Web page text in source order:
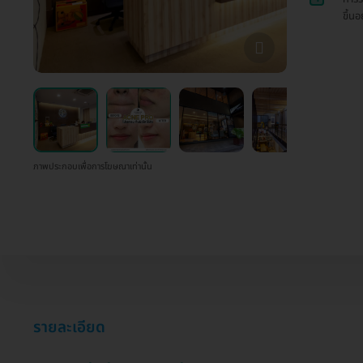
ภาพประกอบเพื่อการโฆษณาเท่านั้น
ขึ้นอ
รายละเอียด